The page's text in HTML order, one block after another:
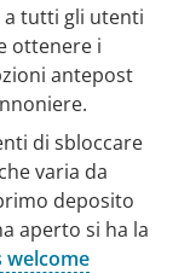
a tutti gli utenti
ottenere i
antepost
di sbloccare
varia da
deposito
aperto si ha la
welcome